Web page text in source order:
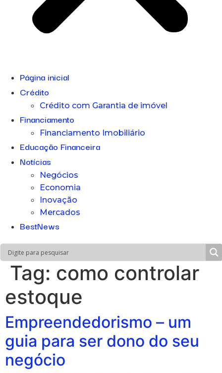
Página inicial
Crédito
Crédito com Garantia de imóvel
Financiamento
Financiamento Imobiliário
Educação Financeira
Notícias
Negócios
Economia
Inovação
Mercados
BestNews
Tag: como controlar
estoque
Empreendedorismo – um
guia para ser dono do seu
negócio